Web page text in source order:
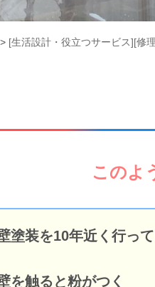
> [生活設計・役立つサービス][修
このよ
塗装を10年近く行っ
を触ると粉がつく